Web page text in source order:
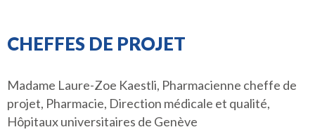
CHEFFES DE PROJET
Madame Laure-Zoe Kaestli, Pharmacienne cheffe de
projet, Pharmacie, Direction médicale et qualité,
Hôpitaux universitaires de Genève